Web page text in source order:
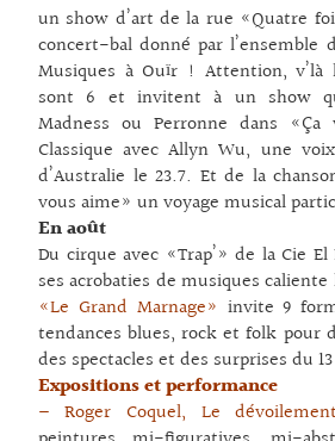
un show d’art de la rue «Quatre
concert-bal donné par l’ensemble
Musiques à Ouïr ! Attention, v’là
sont 6 et invitent à un show
Madness ou Perronne dans «Ça
Classique avec Allyn Wu, une
d’Australie le 23.7. Et de la
vous aime» un voyage musical
En août
Du cirque avec «Trap’» de la Cie
ses acrobaties de musiques
«Le Grand Marnage» invite 9
tendances blues, rock et folk pour
des spectacles et des surprises du 13
Expositions et performance
– Roger Coquel, Le